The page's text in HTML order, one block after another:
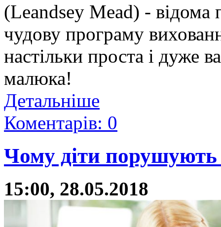
(Leandsey Mead) - відома
чудову програму
настільки проста і дуже
малюка!
Детальніше
Коментарів: 0
Чому діти
15:00, 28.05.2018